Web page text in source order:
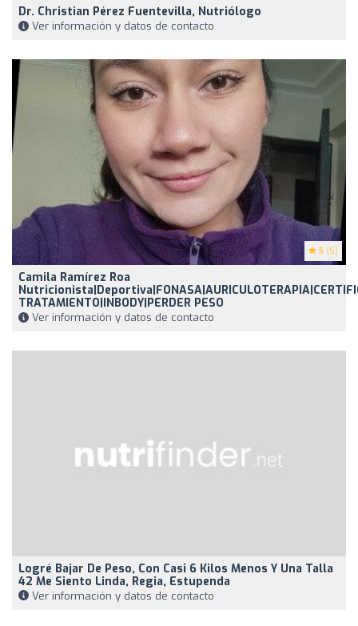
Dr. Christian Pérez Fuentevilla, Nutriólogo
Ver información y datos de contacto
5 (5)
Camila Ramírez Roa
TRATAMIENTO|INBODY|PERDER PESO
Ver información y datos de contacto
Logré Bajar De Peso, Con Casi 6 Kilos Menos Y Una Talla
42 Me Siento Linda, Regia, Estupenda
Ver información y datos de contacto